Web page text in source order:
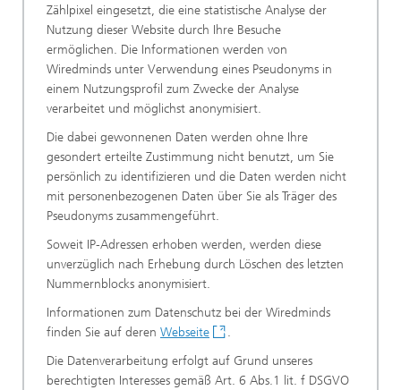
Zählpixel eingesetzt, die eine statistische Analyse der
Nutzung dieser Website durch Ihre Besuche
ermöglichen. Die Informationen werden von
Wiredminds unter Verwendung eines Pseudonyms in
einem Nutzungsprofil zum Zwecke der Analyse
verarbeitet und möglichst anonymisiert.
Die dabei gewonnenen Daten werden ohne Ihre
gesondert erteilte Zustimmung nicht benutzt, um Sie
persönlich zu identifizieren und die Daten werden nicht
mit personenbezogenen Daten über Sie als Träger des
Pseudonyms zusammengeführt.
Soweit IP-Adressen erhoben werden, werden diese
unverzüglich nach Erhebung durch Löschen des letzten
Nummernblocks anonymisiert.
Informationen zum Datenschutz bei der Wiredminds
finden Sie auf deren Webseite
.
Die Datenverarbeitung erfolgt auf Grund unseres
berechtigten Interesses gemäß Art. 6 Abs.1 lit. f DSGVO